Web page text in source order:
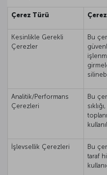
Çerez Türü
Kesinlikle Gerekli
Çerezler
Bu
Analitik/Performans
Çerezleri
Bu
İşlevsellik Çerezleri
Bu
taraf